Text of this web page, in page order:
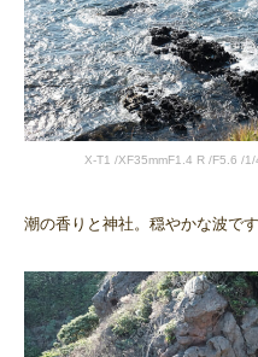
X-T1 /XF35mmF1.4 R /F5.6 /
潮の香りと神社。穏やかな波です